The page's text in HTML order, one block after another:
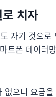
치자
자기 것으
트폰 데이
으니 요금